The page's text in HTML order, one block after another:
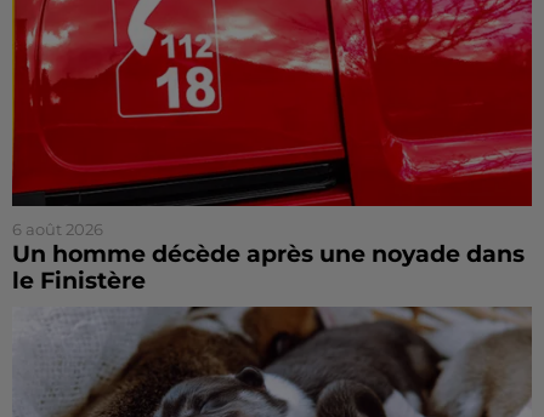
6 août 2026
Un homme décède après une noyade dans
le Finistère